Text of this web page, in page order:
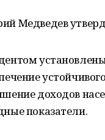
Медведев
доходов
показатели.